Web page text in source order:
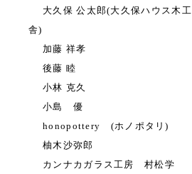
大久保 公太郎(大久保ハウス木工
舎)
加藤 祥孝
後藤 睦
小林 克久
小島 優
honopottery (ホノポタリ)
柚木沙弥郎
カンナカガラス工房 村松学